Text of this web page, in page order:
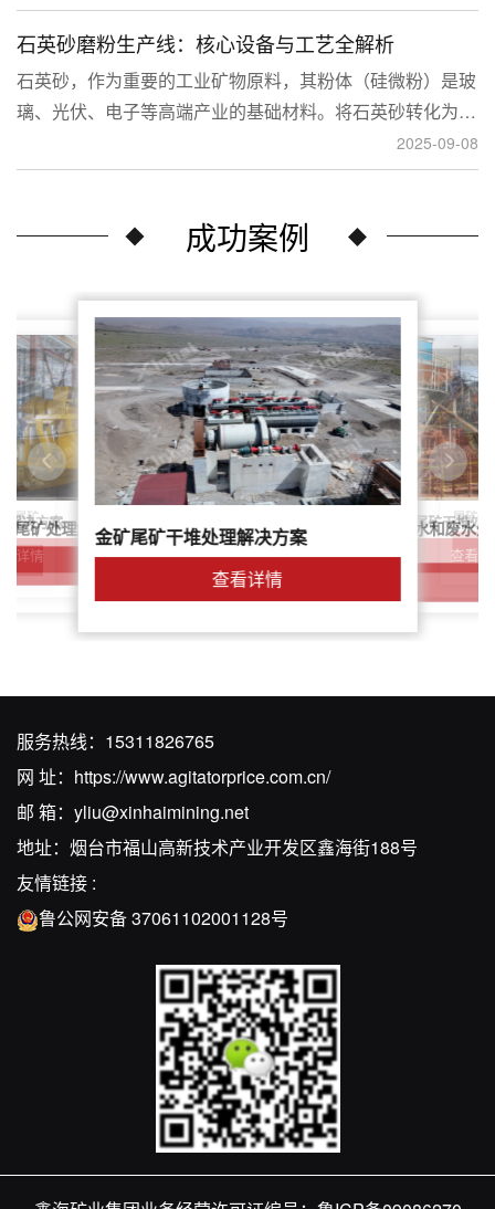
裹金或与特定矿物共生的金流失到尾矿中，造成了巨大的经
济损失。
石英砂磨粉生产线：核心设备与工艺全解析
石英砂，作为重要的工业矿物原料，其粉体（硅微粉）是玻
璃、光伏、电子等高端产业的基础材料。将石英砂转化为高
附加值的粉体，离不开一套专业的石英砂磨粉成套设备。本
文将从设备、工艺到应用，为您全面解析这条生产线。
2025-09-08
成功案例
尾矿
解决方案
详情
尾矿处理解决方案简介金矿尾矿干堆处理解决方案
查看详情
鑫海尾矿处理系统：尾矿水和废水
解决方案
针对稀土尾矿干堆处
查看
尾矿干
服务热线： 15311826765
网 址： https://www.agitatorprice.com.cn/
邮 箱： yliu@xinhaimining.net
地址：烟台市福山高新技术产业开发区鑫海街188号
友情链接 :
鲁公网安备 37061102001128号